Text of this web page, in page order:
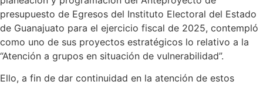
presupuesto de Egresos del Instituto Electoral del Estado
de Guanajuato para el ejercicio fiscal de 2025, contempló
como uno de sus proyectos estratégicos lo relativo a la
“Atención a grupos en situación de vulnerabilidad”.
Ello, a fin de dar continuidad en la atención de estos